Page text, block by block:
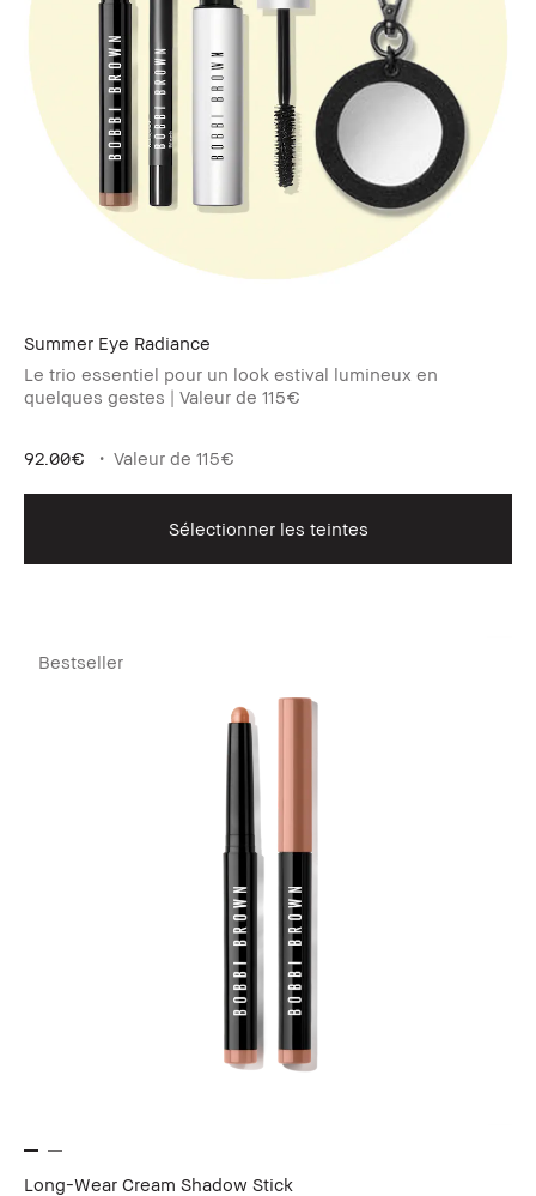
Summer Eye Radiance​
Le trio essentiel pour un look estival lumineux en
quelques gestes | Valeur de 115€
92.00€ Valeur de 115€
Sélectionner les teintes
Bestseller
Long-Wear Cream Shadow Stick